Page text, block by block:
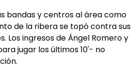
bandas y centros al área como
de la ribera se topó contra sus
Los ingresos de Ángel Romero y
jugar los últimos 10'- no